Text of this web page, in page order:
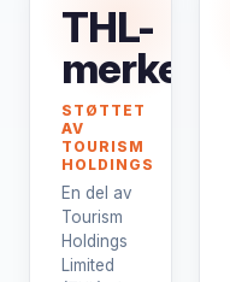
THL-
merket
STØTTET
AV
TOURISM
HOLDINGS
En del av
Tourism
Holdings
Limited